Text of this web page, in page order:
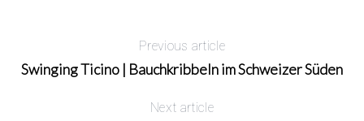
Previous article
Swinging Ticino | Bauchkribbeln im Schweizer Süden
Next article